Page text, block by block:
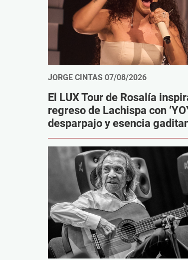
JORGE CINTAS 07/08/2026
El LUX Tour de Rosalía
regreso de Lachispa con
desparpajo y esencia